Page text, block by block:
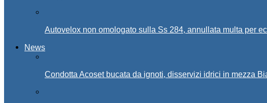
Autovelox non omologato sulla Ss 284, annullata multa per
News
Condotta Acoset bucata da ignoti, disservizi idrici in mezza